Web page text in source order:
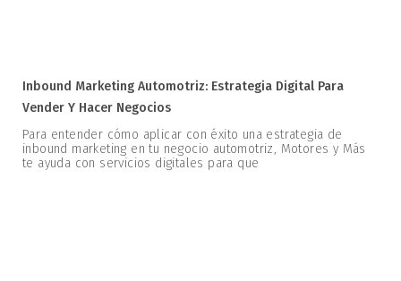
Inbound Marketing Automotriz: Estrategia Digital Para
Vender Y Hacer Negocios
Para entender cómo aplicar con éxito una estrategia de
inbound marketing en tu negocio automotriz, Motores y Más
te ayuda con servicios digitales para que